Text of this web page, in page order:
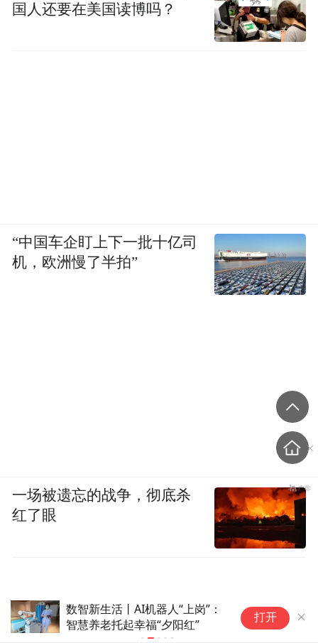
数智新生活丨AI机器人“上岗”：
智慧养老托起幸福“夕阳红”
福田CBD藏
离圈，在熟
打开
国人还要在美国读博吗？
“中国车企盯上下一批十亿司
机，欧洲慢了半拍”
一场被遗忘的战争，彻底杀
红了眼